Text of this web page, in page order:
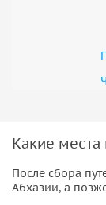
Какие места
После сбора
Абхазии, а